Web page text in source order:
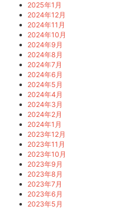
2025年1月
2024年12月
2024年11月
2024年10月
2024年9月
2024年8月
2024年7月
2024年6月
2024年5月
2024年4月
2024年3月
2024年2月
2024年1月
2023年12月
2023年11月
2023年10月
2023年9月
2023年8月
2023年7月
2023年6月
2023年5月